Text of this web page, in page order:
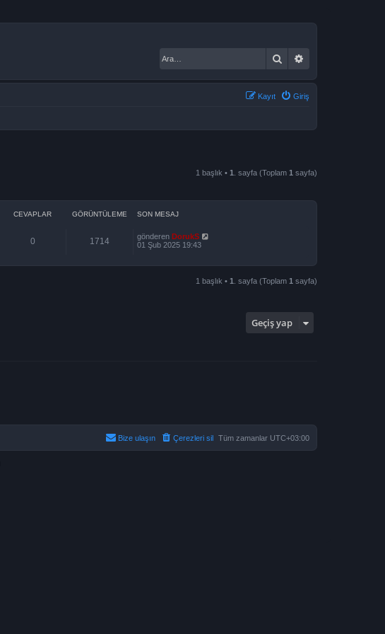
Ara
Giriş
Kayıt
1 başlık • 1 . sayfa (Toplam 1 sayfa)
CEVAPLAR GÖRÜNTÜLEME SON MESAJ
0 1714 gönderen DorukS
01 Şub 2025 19:43
1 başlık • 1 . sayfa (Toplam 1 sayfa)
Geçiş yap
Tüm zamanlar UTC+03:00
Çerezleri sil
Bize ulaşın